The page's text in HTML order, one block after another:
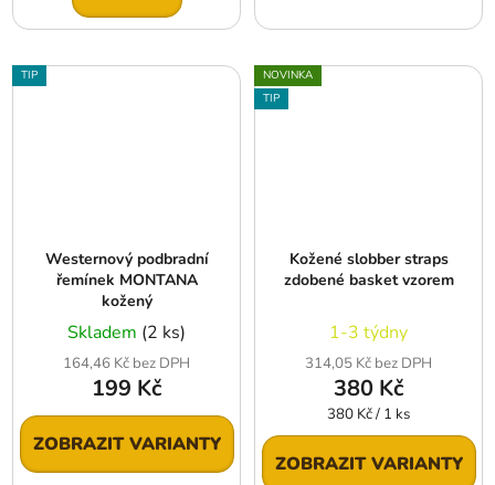
TIP
Westernový podbradní
řemínek MONTANA
kožený
Skladem (2 ks)
164,46 Kč bez DPH
199 Kč
ZOBRAZIT VARIANTY
NOVINKA
TIP
Kožené slobber straps
zdobené basket vzorem
1-3 týdny
314,05 Kč bez DPH
380 Kč
Měrná
cena:
380 Kč / 1 ks
ZOBRAZIT VARIANTY